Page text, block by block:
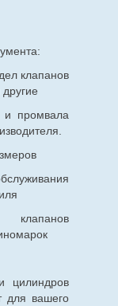
клапанов
и промвала
цилиндров
для вашего